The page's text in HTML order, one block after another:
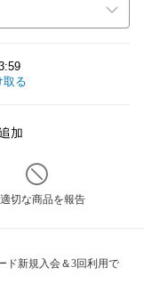
取る
加
切な商品を報告
ド新規入会＆3回利用で